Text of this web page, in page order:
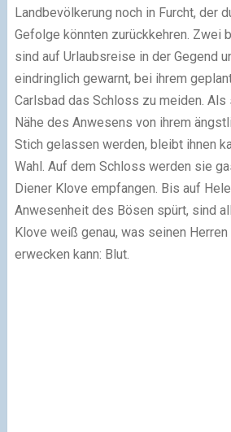
Landbevölkerung noch in Furcht, der
Gefolge könnten zurückkehren. Zwei
sind auf Urlaubsreise in der Gegend
eindringlich gewarnt, bei ihrem
Carlsbad das Schloss zu meiden.
Nähe des Anwesens von ihrem
Stich gelassen werden, bleibt ihnen
Wahl. Auf dem Schloss werden sie
Diener Klove empfangen. Bis auf
Anwesenheit des Bösen spürt, sind
Klove weiß genau, was seinen
erwecken kann: Blut.